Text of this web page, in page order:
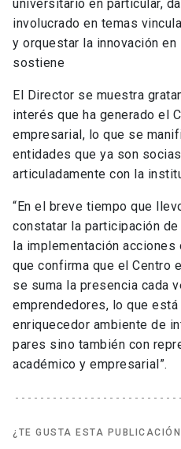
universitario en particular,
involucrado en temas
y orquestar la innovación
sostiene
El Director se muestra
interés que ha generado el
empresarial, lo que se
entidades que ya son
articuladamente con la
“En el breve tiempo que
constatar la participación
la implementación
que confirma que el Centro
se suma la presencia cada
emprendedores, lo que está
enriquecedor ambiente de
pares sino también con
académico y empresarial”.
¿TE GUSTA ESTA